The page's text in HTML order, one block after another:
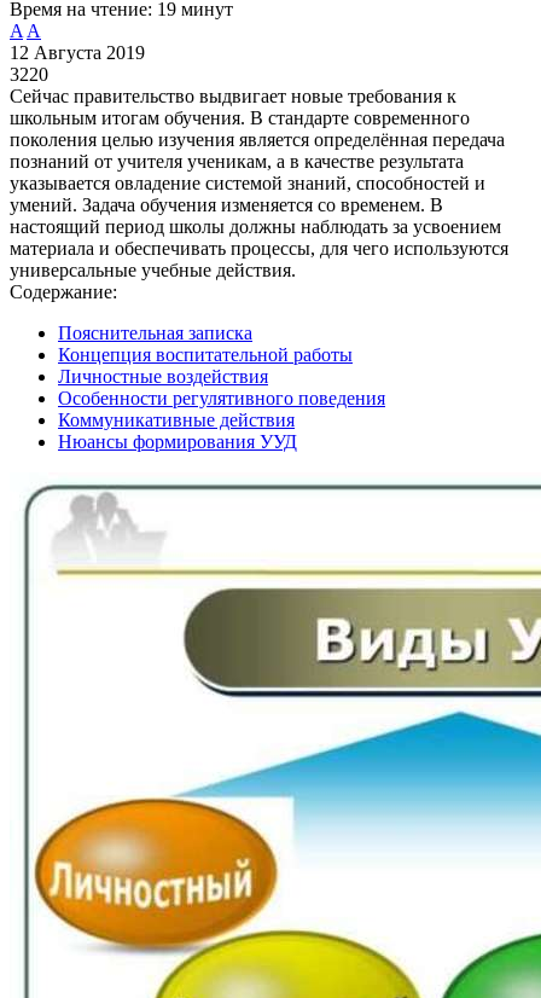
Время на чтение: 19 минут
A A
12 Августа 2019
3220
Сейчас правительство выдвигает новые требования к
школьным итогам обучения. В стандарте современного
поколения целью изучения является определённая передача
познаний от учителя ученикам, а в качестве результата
указывается овладение системой знаний, способностей и
умений. Задача обучения изменяется со временем. В
настоящий период школы должны наблюдать за усвоением
материала и обеспечивать процессы, для чего используются
универсальные учебные действия.
Содержание:
Пояснительная записка
Концепция воспитательной работы
Личностные воздействия
Особенности регулятивного поведения
Коммуникативные действия
Нюансы формирования УУД